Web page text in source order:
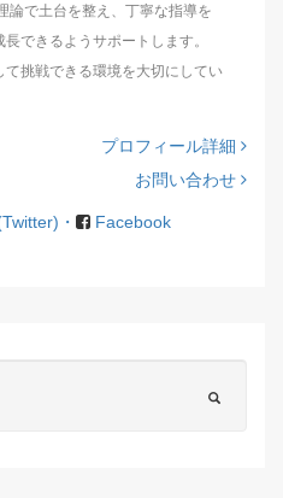
論で土台を整え、丁寧な指導を
できるようサポートします。
挑戦できる環境を大切にしてい
プロフィール詳細
お問い合わせ
・ Facebook